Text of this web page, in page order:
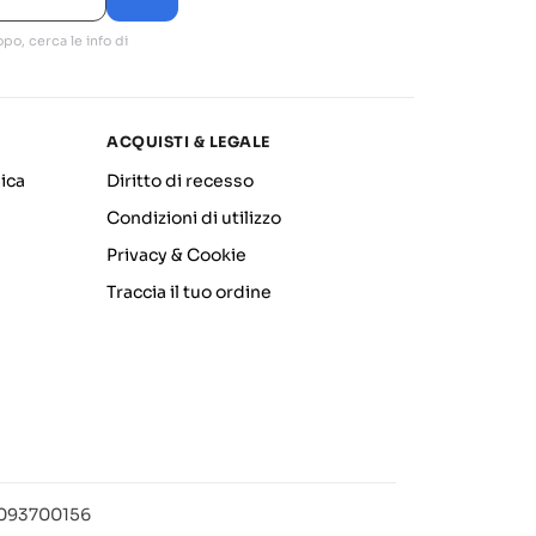
cerca le info di
ACQUISTI & LEGALE
Diritto di recesso
Condizioni di utilizzo
Privacy & Cookie
Traccia il tuo ordine